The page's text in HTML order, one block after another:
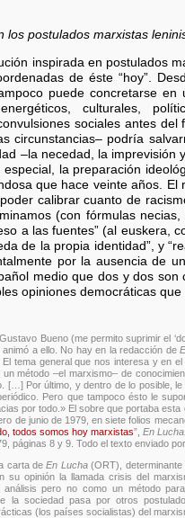
los postulados marxistas
inspirada en postulados
de éste “hoy”.
puede concretarse
energéticos, culturales,
sociales antes
circunstancias– podría
–la necedad, la
la preparación
que hace veinte años.
calibrar cuanto de
(con fórmulas
a las fuentes” (al euskera,
de la propia identidad”, y
por la ausencia de
medio que dos y dos
opiniones democráticas
Bueno (me permito suprimir el
a ello. No hay en la redacción de
tema general que nos interesa y en
método –el marxismo– de
[…] Por último, y dentro de lo posible,
Pero que tampoco ésto le
por todo.» El sobre que portaba
de junio de 1979, en siete folios
todos somos hoy marxistas”, En
páginas 8 y 9. Todo el texto enviado
carta deEn Lucha(ORT), determinante
opinión la llamada crisis del
pero no como un método
la sociedad pasa por otros
(los países socialistas) del